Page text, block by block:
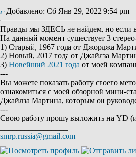
Добавлено: Сб Янв 29, 2022 9:54 pm
Правды мы ЗДЕСЬ не найдем, но если
На данный момент существует 3
1) Старый, 1967 года от Джорджа
2) Новый, 2017 года от Джайлза
3) Новейший 2021 года от моей
---
Вы можете показать работу своего
ознакомиться с моей обзорной мини-
Джайлза Мартина, которым он
---
Свою работу прошу выложить на YD (и
smrp.russia@gmail.com